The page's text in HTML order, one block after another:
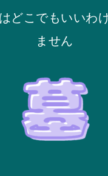
どこでもいいわ
ません